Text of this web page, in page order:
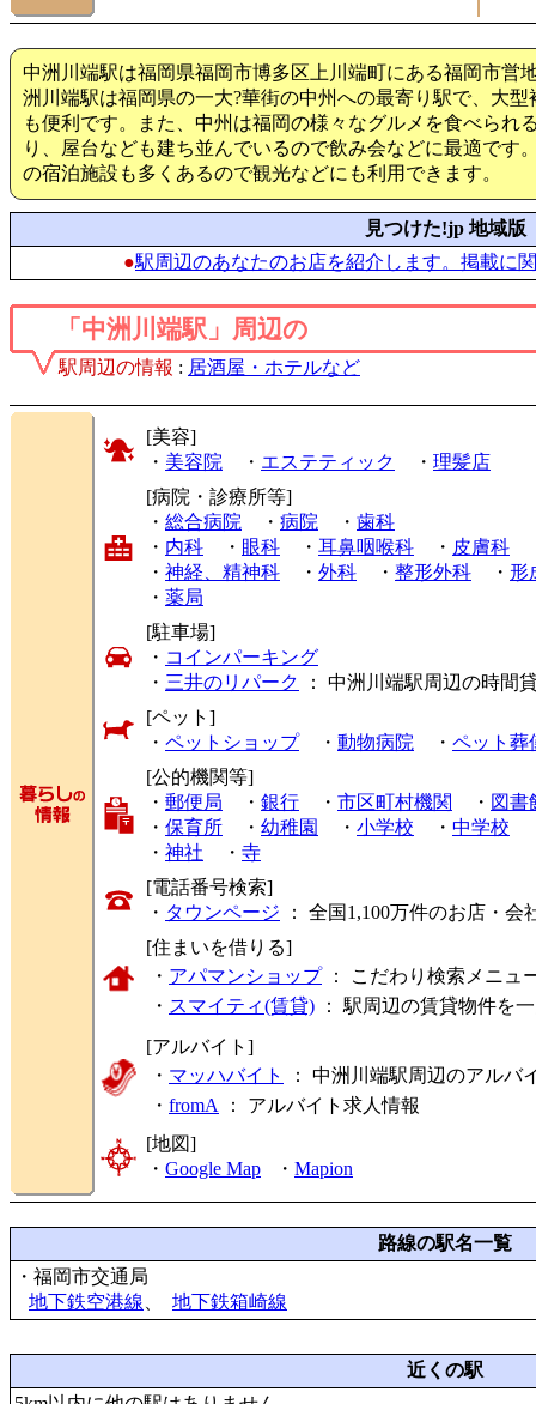
中洲川端駅は福岡県福岡市博多区上川端町にある福岡市営
洲川端駅は福岡県の一大?華街の中州への最寄り駅で、大
も便利です。また、中州は福岡の様々なグルメを食べられ
り、屋台なども建ち並んでいるので飲み会などに最適です
の宿泊施設も多くあるので観光などにも利用できます。
見つけた!jp 地域版
●駅周辺のあなたのお店を紹介します。掲載に
「中洲川端駅」周辺の
駅周辺の情報 : 居酒屋・ホテルなど
[美容]
・ 美容院 ・ エステティック ・ 理髪店
[病院・診療所等]
・ 総合病院 ・ 病院 ・ 歯科
・ 内科 ・ 眼科 ・ 耳鼻咽喉科 ・ 皮膚科
・ 神経、精神科 ・ 外科 ・ 整形外科 ・ 形
・ 薬局
[駐車場]
・ コインパーキング
・ 三井のリパーク
： 中洲川端駅周辺の時間
[ペット]
・ ペットショップ・ 動物病院 ・ ペット葬
[公的機関等]
・ 郵便局 ・ 銀行 ・ 市区町村機関 ・ 図書
・ 保育所 ・ 幼稚園 ・ 小学校 ・ 中学校
・ 神社 ・ 寺
[電話番号検索]
・ タウンページ ： 全国1,100万件のお店・
[住まいを借りる]
・ アパマンショップ： こだわり検索メニュ
・ スマイティ(賃貸) ： 駅周辺の賃貸物件を
[アルバイト]
・ マッハバイト
： 中洲川端駅周辺のアルバ
・ fromA ： アルバイト求人情報
[地図]
・ Google Map ・ Mapion
路線の駅名一覧
・福岡市交通局
地下鉄空港線
地下鉄箱崎線
近くの駅